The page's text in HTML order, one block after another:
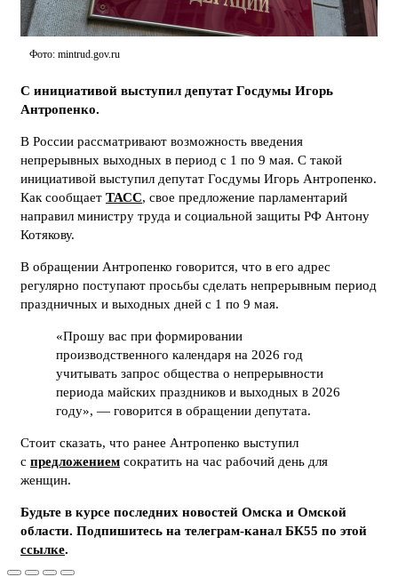
Фото: mintrud.gov.ru
С инициативой выступил депутат Госдумы Игорь
Антропенко.
В России рассматривают возможность введения
непрерывных выходных в период с 1 по 9 мая. С такой
инициативой выступил депутат Госдумы Игорь Антропенко.
Как сообщает ТАСС, свое предложение парламентарий
направил министру труда и социальной защиты РФ Антону
Котякову.
В обращении Антропенко говорится, что в его адрес
регулярно поступают просьбы сделать непрерывным период
праздничных и выходных дней с 1 по 9 мая.
«Прошу вас при формировании
производственного календаря на 2026 год
учитывать запрос общества о непрерывности
периода майских праздников и выходных в 2026
году», — говорится в обращении депутата.
Стоит сказать, что ранее Антропенко выступил
с предложением сократить на час рабочий день для
женщин.
Будьте в курсе последних новостей Омска и Омской
области. Подпишитесь на телеграм-канал БК55 по этой
ссылке.